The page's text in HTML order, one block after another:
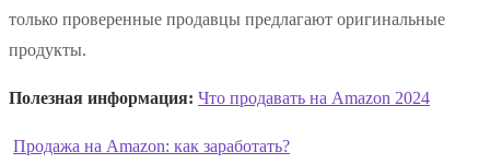
только проверенные продавцы предлагают оригинальные
продукты.
Полезная информация: Что продавать на Amazon 2024
Продажа на Amazon: как заработать?